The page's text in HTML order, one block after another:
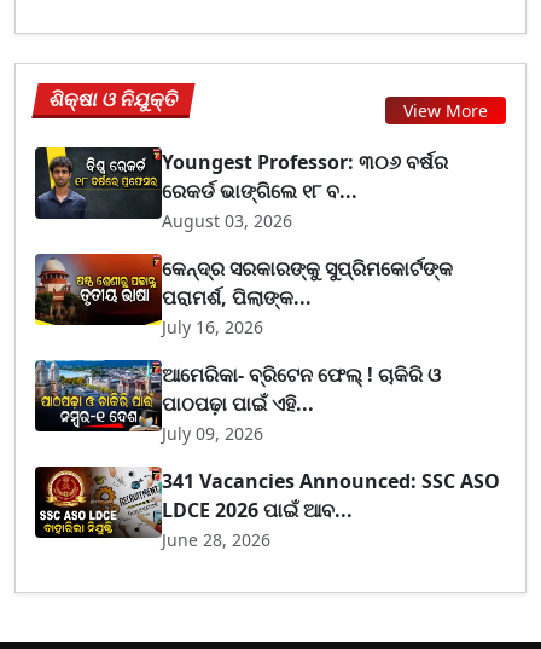
ଶିକ୍ଷା ଓ ନିଯୁକ୍ତି View More
Youngest Professor: ୩୦୬ ବର୍ଷର
ରେକର୍ଡ ଭାଙ୍ଗିଲେ ୧୮ ବ...
August 03, 2026
କେନ୍ଦ୍ର ସରକାରଙ୍କୁ ସୁପ୍ରିମକୋର୍ଟଙ୍କ
ପରାମର୍ଶ, ପିଲାଙ୍କ...
July 16, 2026
ଆମେରିକା- ବ୍ରିଟେନ ଫେଲ୍ ! ଚାକିରି ଓ
ପାଠପଢ଼ା ପାଇଁ ଏହି...
July 09, 2026
341 Vacancies Announced: SSC ASO
LDCE 2026 ପାଇଁ ଆବ...
June 28, 2026